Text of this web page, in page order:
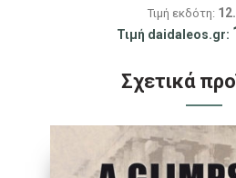
Τιμή εκδότη:
Τιμή daidaleos.gr:
Σχετικά